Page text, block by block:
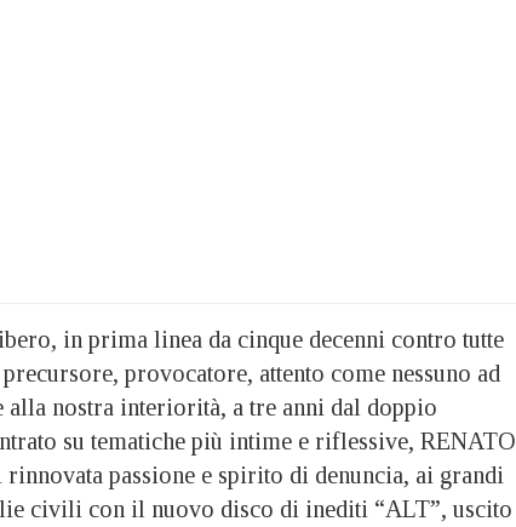
in prima linea da cinque decenni contro tutte
provocatore, attento come nessuno ad
nostra interiorità, a tre anni dal doppio
su tematiche più intime e riflessive, RENATO
passione e spirito di denuncia, ai grandi
civili con il nuovo disco di inediti “ALT”, uscito